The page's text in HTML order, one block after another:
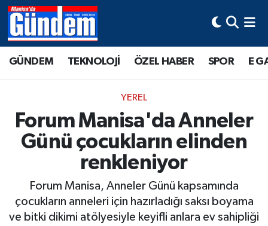
GÜNDEM TEKNOLOJİ ÖZEL HABER SPOR E
YEREL
Forum Manisa'da Anneler
Günü çocukların elinden
renkleniyor
Forum Manisa, Anneler Günü kapsamında
çocukların anneleri için hazırladığı saksı boyama
ve bitki dikimi atölyesiyle keyifli anlara ev sahipliği
Manisa Hava Durumu
Tüm Manşetler
Son Dakika Haberleri
Haber Arşivi